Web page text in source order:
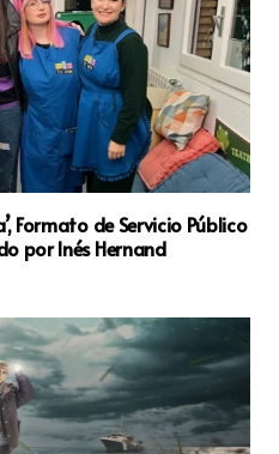
Formato de Servicio Público
por Inés Hernand